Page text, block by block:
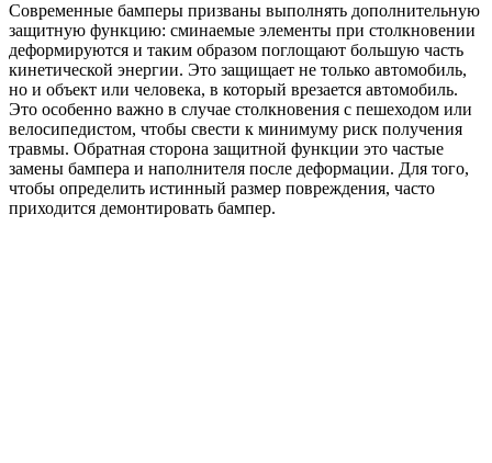
Современные бамперы призваны выполнять дополнительную
защитную функцию: сминаемые элементы при столкновении
деформируются и таким образом поглощают большую часть
кинетической энергии. Это защищает не только автомобиль,
но и объект или человека, в который врезается автомобиль.
Это особенно важно в случае столкновения с пешеходом или
велосипедистом, чтобы свести к минимуму риск получения
травмы. Обратная сторона защитной функции это частые
замены бампера и наполнителя после деформации. Для того,
чтобы определить истинный размер повреждения, часто
приходится демонтировать бампер.